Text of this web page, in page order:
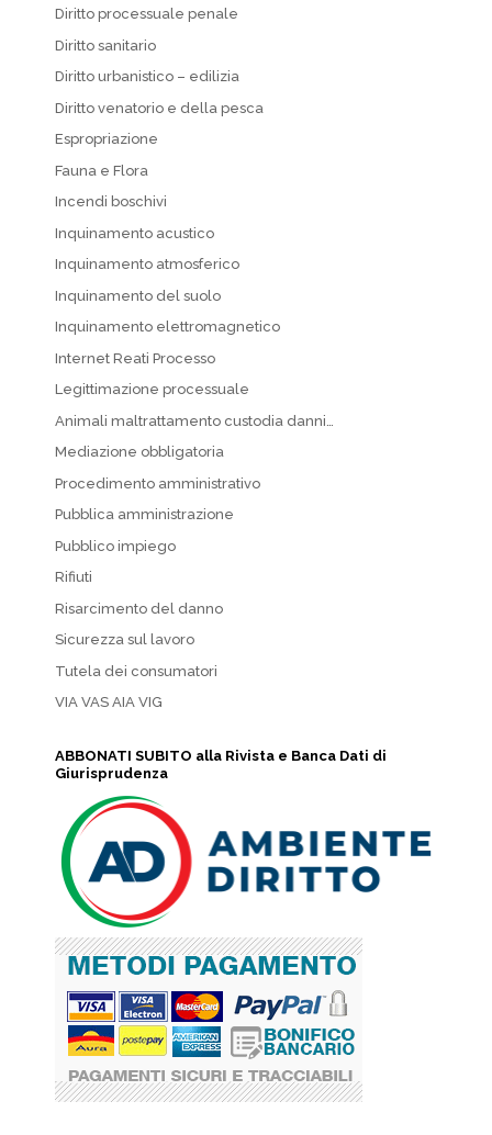
Diritto processuale penale
Diritto sanitario
Diritto urbanistico – edilizia
Diritto venatorio e della pesca
Espropriazione
Fauna e Flora
Incendi boschivi
Inquinamento acustico
Inquinamento atmosferico
Inquinamento del suolo
Inquinamento elettromagnetico
Internet Reati Processo
Legittimazione processuale
Animali maltrattamento custodia danni…
Mediazione obbligatoria
Procedimento amministrativo
Pubblica amministrazione
Pubblico impiego
Rifiuti
Risarcimento del danno
Sicurezza sul lavoro
Tutela dei consumatori
VIA VAS AIA VIG
ABBONATI SUBITO alla Rivista e Banca Dati di
Giurisprudenza